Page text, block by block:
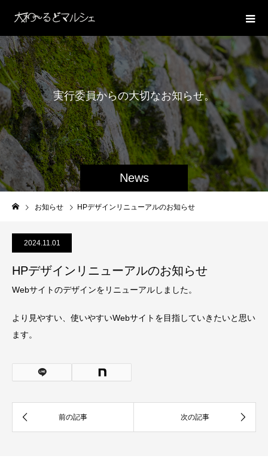
News
実行委員からの大切なお知らせ。
お知らせ HPデザインリニューアルのお知らせ
2024.11.01
HPデザインリニューアルのお知らせ
Webサイトのデザインをリニューアルしました。
より見やすい、使いやすいWebサイトを目指していきたいと思い
ます。